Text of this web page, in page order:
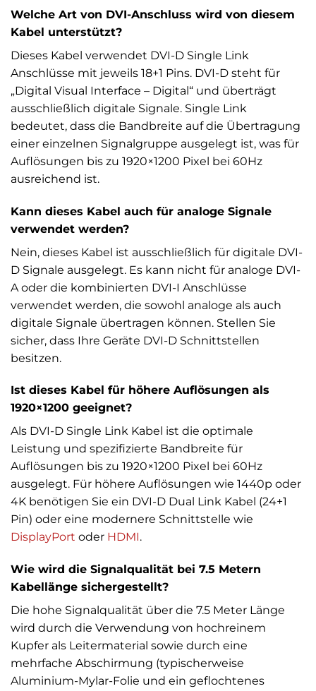
Welche Art von DVI-Anschluss wird von diesem
Kabel unterstützt?
Dieses Kabel verwendet DVI-D Single Link
Anschlüsse mit jeweils 18+1 Pins. DVI-D steht für
„Digital Visual Interface – Digital“ und überträgt
ausschließlich digitale Signale. Single Link
bedeutet, dass die Bandbreite auf die Übertragung
einer einzelnen Signalgruppe ausgelegt ist, was für
Auflösungen bis zu 1920×1200 Pixel bei 60Hz
ausreichend ist.
Kann dieses Kabel auch für analoge Signale
verwendet werden?
Nein, dieses Kabel ist ausschließlich für digitale DVI-
D Signale ausgelegt. Es kann nicht für analoge DVI-
A oder die kombinierten DVI-I Anschlüsse
verwendet werden, die sowohl analoge als auch
digitale Signale übertragen können. Stellen Sie
sicher, dass Ihre Geräte DVI-D Schnittstellen
besitzen.
Ist dieses Kabel für höhere Auflösungen als
1920×1200 geeignet?
Als DVI-D Single Link Kabel ist die optimale
Leistung und spezifizierte Bandbreite für
Auflösungen bis zu 1920×1200 Pixel bei 60Hz
ausgelegt. Für höhere Auflösungen wie 1440p oder
4K benötigen Sie ein DVI-D Dual Link Kabel (24+1
Pin) oder eine modernere Schnittstelle wie
DisplayPort oder HDMI.
Wie wird die Signalqualität bei 7.5 Metern
Kabellänge sichergestellt?
Die hohe Signalqualität über die 7.5 Meter Länge
wird durch die Verwendung von hochreinem
Kupfer als Leitermaterial sowie durch eine
mehrfache Abschirmung (typischerweise
Aluminium-Mylar-Folie und ein geflochtenes